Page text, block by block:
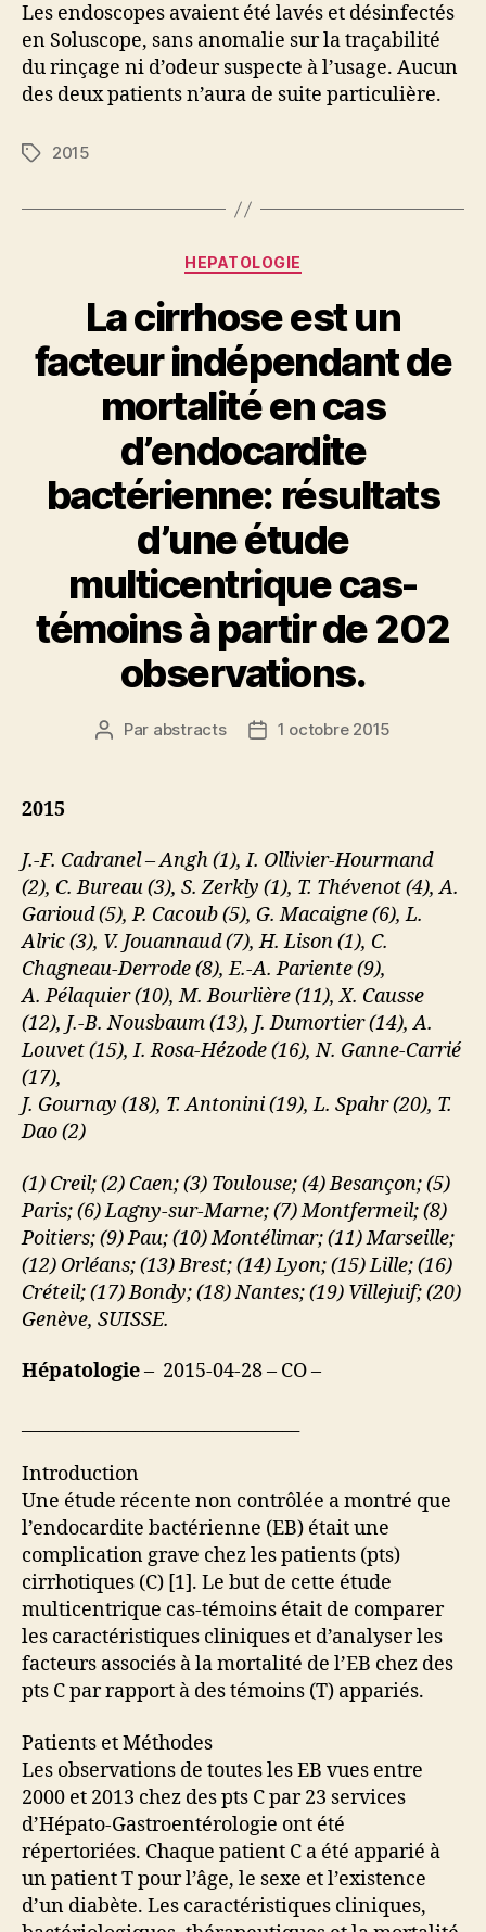
Les endoscopes avaient été lavés et désinfectés
en Soluscope, sans anomalie sur la traçabilité
du rinçage ni d’odeur suspecte à l’usage. Aucun
des deux patients n’aura de suite particulière.
Étiquettes
2015
Catégories
HEPATOLOGIE
La cirrhose est un
facteur indépendant de
mortalité en cas
d’endocardite
bactérienne: résultats
d’une étude
multicentrique cas-
témoins à partir de 202
observations.
Auteur
Par abstracts
Date1 octobre 2015
2015
J.-F. Cadranel – Angh (1), I. Ollivier-Hourmand
(2), C. Bureau (3), S. Zerkly (1), T. Thévenot (4), A.
Garioud (5), P. Cacoub (5), G. Macaigne (6), L.
Alric (3), V. Jouannaud (7), H. Lison (1), C.
Chagneau-Derrode (8), E.-A. Pariente (9),
A. Pélaquier (10), M. Bourlière (11), X. Causse
(12), J.-B. Nousbaum (13), J. Dumortier (14), A.
Louvet (15), I. Rosa-Hézode (16), N. Ganne-Carrié
(17),
J. Gournay (18), T. Antonini (19), L. Spahr (20), T.
Dao (2)
(1) Creil; (2) Caen; (3) Toulouse; (4) Besançon; (5)
Paris; (6) Lagny-sur-Marne; (7) Montfermeil; (8)
Poitiers; (9) Pau; (10) Montélimar; (11) Marseille;
(12) Orléans; (13) Brest; (14) Lyon; (15) Lille; (16)
Créteil; (17) Bondy; (18) Nantes; (19) Villejuif; (20)
Genève, SUISSE.
Hépatologie– 2015-04-28 – CO –
Introduction
Une étude récente non contrôlée a montré que
l’endocardite bactérienne (EB) était une
complication grave chez les patients (pts)
cirrhotiques (C) [1]. Le but de cette étude
multicentrique cas-témoins était de comparer
les caractéristiques cliniques et d’analyser les
facteurs associés à la mortalité de l’EB chez des
pts C par rapport à des témoins (T) appariés.
Patients et Méthodes
Les observations de toutes les EB vues entre
2000 et 2013 chez des pts C par 23 services
d’Hépato-Gastroentérologie ont été
répertoriées. Chaque patient C a été apparié à
un patient T pour l’âge, le sexe et l’existence
d’un diabète. Les caractéristiques cliniques,